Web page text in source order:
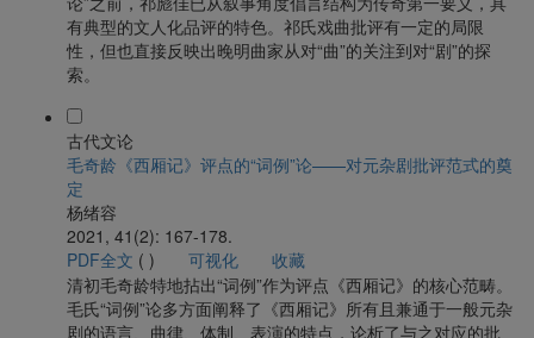
有典型的文人化品评的特色。祁氏戏曲批评有一定的局限
性，但也直接反映出晚明曲家从对“曲”的关注到对“剧”的探
索。
古代文论
毛奇龄《西厢记》评点的“词例”论——对元杂剧批评范式的奠
定
杨绪容
2021, 41(2): 167-178.
PDF全文 ( ) 可视化
收藏
清初毛奇龄特地拈出“词例”作为评点《西厢记》的核心范畴。
毛氏“词例”论多方面阐释了《西厢记》所有且兼通于一般元杂
剧的语言、曲律、体制、表演的特点，论析了与之对应的批